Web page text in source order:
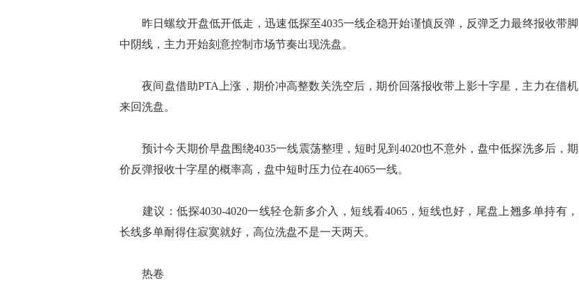
昨日螺纹开盘低开低走，迅速低探至4035一线企稳开始谨慎反弹，反弹乏力最终报收带脚
中阴线，主力开始刻意控制市场节奏出现洗盘。
夜间盘借助PTA上涨，期价冲高整数关洗空后，期价回落报收带上影十字星，主力在借机
来回洗盘。
预计今天期价早盘围绕4035一线震荡整理，短时见到4020也不意外，盘中低探洗多后，期
价反弹报收十字星的概率高，盘中短时压力位在4065一线。
建议：低探4030-4020一线轻仓新多介入，短线看4065，短线也好，尾盘上翘多单持有，
长线多单耐得住寂寞就好，高位洗盘不是一天两天。
热卷